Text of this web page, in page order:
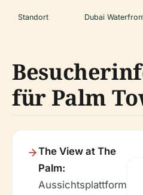
Standort Dubai
für Palm
The View at The
Palm:
Aussichtsplattform